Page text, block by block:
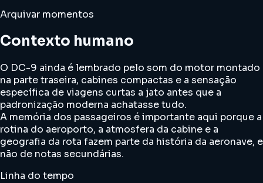
Arquivar momentos
Contexto humano
O DC-9 ainda é lembrado pelo som do motor montado
na parte traseira, cabines compactas e a sensação
específica de viagens curtas a jato antes que a
padronização moderna achatasse tudo.
A memória dos passageiros é importante aqui porque a
rotina do aeroporto, a atmosfera da cabine e a
geografia da rota fazem parte da história da aeronave, e
não de notas secundárias.
Linha do tempo